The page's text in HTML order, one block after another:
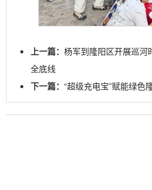
上一篇： 杨军到隆阳区开展巡河
全底线
下一篇： “超级充电宝”赋能绿色